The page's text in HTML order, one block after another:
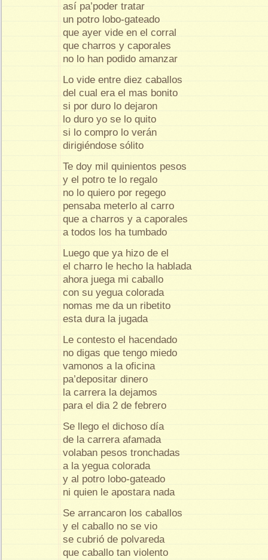
así pa’poder tratar
un potro lobo-gateado
que ayer vide en el corral
que charros y caporales
no lo han podido amanzar
Lo vide entre diez caballos
del cual era el mas bonito
si por duro lo dejaron
lo duro yo se lo quito
si lo compro lo verán
dirigiéndose sólito
Te doy mil quinientos pesos
y el potro te lo regalo
no lo quiero por regego
pensaba meterlo al carro
que a charros y a caporales
a todos los ha tumbado
Luego que ya hizo de el
el charro le hecho la hablada
ahora juega mi caballo
con su yegua colorada
nomas me da un ribetito
esta dura la jugada
Le contesto el hacendado
no digas que tengo miedo
vamonos a la oficina
pa’depositar dinero
la carrera la dejamos
para el dia 2 de febrero
Se llego el dichoso día
de la carrera afamada
volaban pesos tronchadas
a la yegua colorada
y al potro lobo-gateado
ni quien le apostara nada
Se arrancaron los caballos
y el caballo no se vio
se cubrió de polvareda
que caballo tan violento